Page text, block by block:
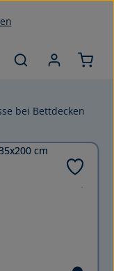
bei Bettdecken